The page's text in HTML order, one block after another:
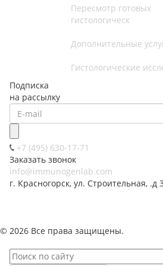
Пересмотр готовых
гистологическ
Дополнительные
Гистологические
Подписка
на рассылку
+7 (495) 630-17-71
Заказать звонок
info@immunogenlab.com
г. Красногорск, ул. Строительная, .д
© 2026 Все права защищены.